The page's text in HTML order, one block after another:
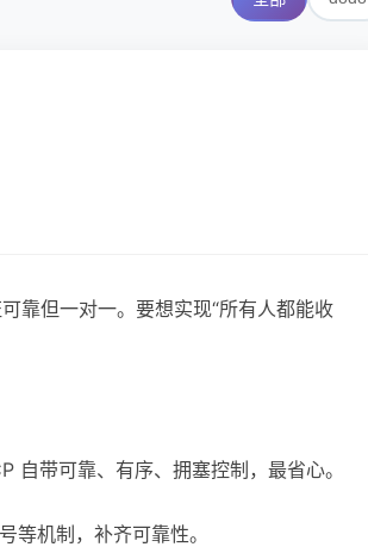
靠但一对一。要想实现“所有人都能收
带可靠、有序、拥塞控制，最省心。
等机制，补齐可靠性。